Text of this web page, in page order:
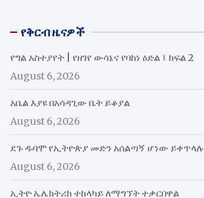
የቅርብ ዜናዎች
የግል አስተያየት | የዘገየ ውሳኔና የባከነ ዕድል ፤ ክፍል 2
August 6, 2026
አቤል እያዩ በአሳዳጊው ቤት ይቆያል
August 6, 2026
ደጉ ዱባሞ የኢትዮጵያ መድን አሰልጣኝ ሆነው ይቀጥላሉ
August 6, 2026
ኢትዮ ኤሌክትሪክ ተከላካይ ለማግኘት ተቃርበዋል